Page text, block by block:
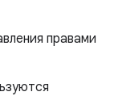
правами